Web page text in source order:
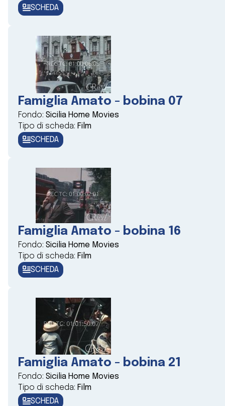
SCHEDA
Famiglia Amato - bobina 07
Fondo: Sicilia Home Movies
Tipo di scheda: Film
SCHEDA
Famiglia Amato - bobina 16
Fondo: Sicilia Home Movies
Tipo di scheda: Film
SCHEDA
Famiglia Amato - bobina 21
Fondo: Sicilia Home Movies
Tipo di scheda: Film
SCHEDA